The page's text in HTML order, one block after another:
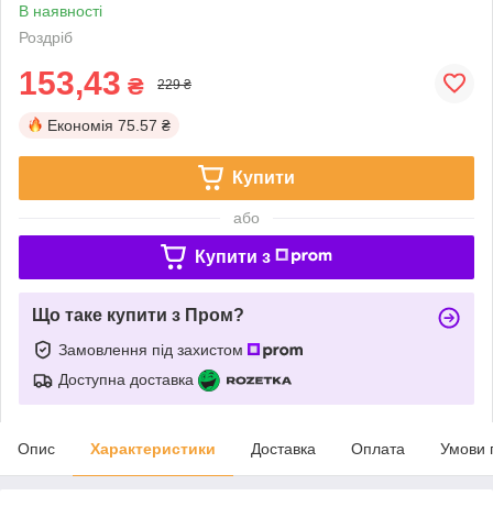
В наявності
Роздріб
153,43 ₴ 229 ₴
Економія 75.57 ₴
Купити
або
Купити з
Що таке купити з Пром?
Замовлення під захистом
Доступна доставка
Опис Характеристики Доставка Оплата Умови